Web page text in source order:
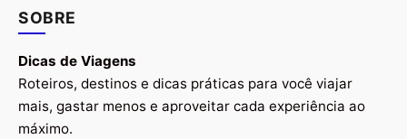
SOBRE
Dicas de Viagens
Roteiros, destinos e dicas práticas para você viajar
mais, gastar menos e aproveitar cada experiência ao
máximo.